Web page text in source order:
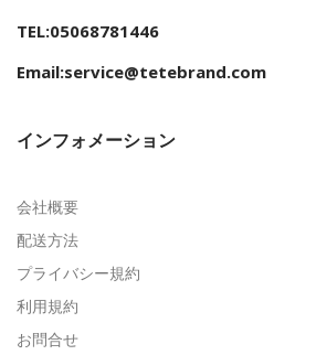
TEL:05068781446
Email:service@tetebrand.com
インフォメーション
会社概要
配送方法
プライバシー規約
利用規約
お問合せ